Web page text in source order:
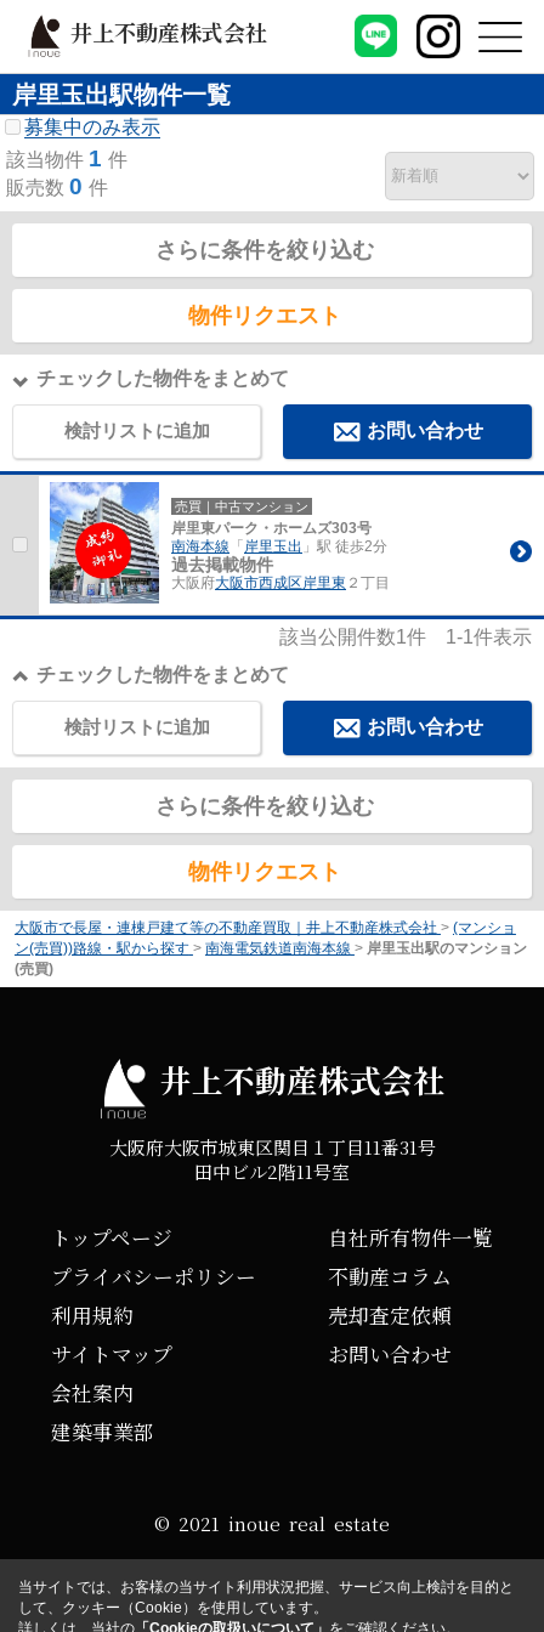
井上不動産株式会社
岸里玉出駅物件一覧
募集中のみ表示
該当物件 1 件
販売数 0 件
さらに条件を絞り込む
物件リクエスト
チェックした物件をまとめて
検討リストに追加 お問い合わせ
売買｜中古マンション
岸里東パーク・ホームズ303号
南海本線 「 岸里玉出 」駅 徒歩2分
過去掲載物件
大阪府大阪市西成区岸里東 ２丁目
該当公開件数1件 1-1件表示
チェックした物件をまとめて
お問い合わせ
検討リストに追加
さらに条件を絞り込む
物件リクエスト
大阪市で長屋・連棟戸建て等の不動産買取｜井上不動産株式会社 > (マンショ
ン(売買))路線・駅から探す > 南海電気鉄道南海本線 > 岸里玉出駅のマンション
(売買)
井上不動産株式会社
大阪府大阪市城東区関目１丁目11番31号
田中ビル2階11号室
トップページ
プライバシーポリシー
利用規約
サイトマップ
会社案内
建築事業部
自社所有物件一覧
不動産コラム
売却査定依頼
お問い合わせ
© 2021 inoue real estate
当サイトでは、お客様の当サイト利用状況把握、サービス向上検討を目的と
して、クッキー（Cookie）を使用しています。
詳しくは、当社の 「Cookieの取扱いについて」 をご確認ください。